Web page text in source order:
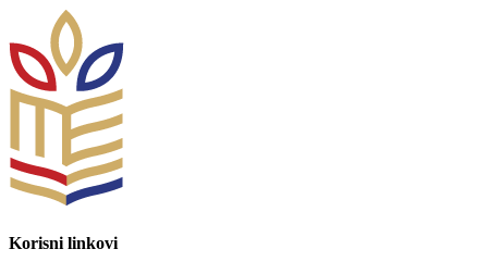
Korisni linkovi